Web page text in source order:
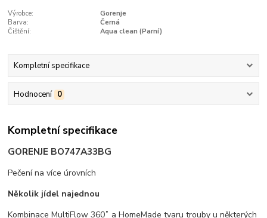
Výrobce:
Gorenje
Barva:
Černá
Čištění:
Aqua clean (Parní)
Kompletní specifikace
Hodnocení 0
Kompletní specifikace
GORENJE BO747A33BG
Pečení na více úrovních
Několik jídel najednou
Kombinace MultiFlow 360˚ a HomeMade tvaru trouby u některých